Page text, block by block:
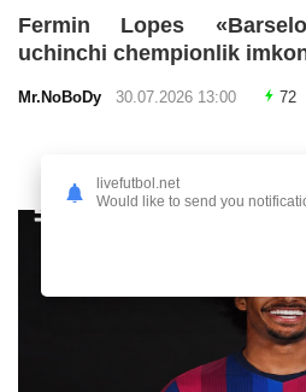
Fermin Lopes
uchinchi chempionlik
Mr.NoBoDy 30.07.2026 13:00 72
livefutbol.net
Would like to send you